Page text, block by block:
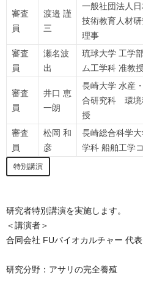
審査
員
渡邉 謹
三
一般社団法人
技術教育人材
理事
審査
員
瀬名波
出
琉球大学 工学
ム工学科 准教
審査
員
井口 恵
一朗
長崎大学 水産
合研究科 環境
授
審査
員
松岡 和
彦
長崎総合科学
学科 船舶工学
特別講演
研究者特別講演を実施します。
＜講演者＞
合同会社 FUバイオカルチャー 代
研究分野：アサリの完全養殖